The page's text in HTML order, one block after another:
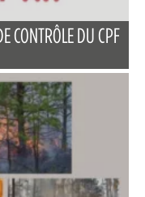
CONTRÔLE DU CPF